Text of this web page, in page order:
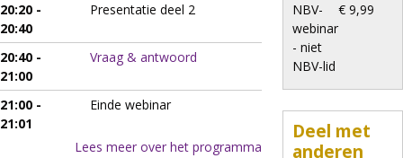
20:20 -
20:40
Presentatie deel 2
20:40 -
21:00
Vraag & antwoord
21:00 -
21:01
Einde webinar
Lees meer over het programma
NBV-
webinar
- niet
NBV-lid
€ 9,99
Deel met
anderen